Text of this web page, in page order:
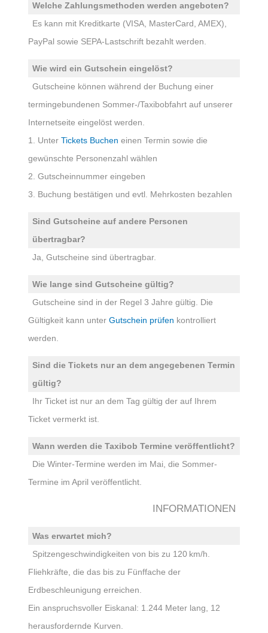
Welche Zahlungsmethoden werden angeboten?
Es kann mit Kreditkarte (VISA, MasterCard, AMEX),
PayPal sowie SEPA-Lastschrift bezahlt werden.
Wie wird ein Gutschein eingelöst?
Gutscheine können während der Buchung einer
termingebundenen Sommer-/Taxibobfahrt auf unserer
Internetseite eingelöst werden.
1. Unter Tickets Buchen einen Termin sowie die
gewünschte Personenzahl wählen
2. Gutscheinnummer eingeben
3. Buchung bestätigen und evtl. Mehrkosten bezahlen
Sind Gutscheine auf andere Personen
übertragbar?
Ja, Gutscheine sind übertragbar.
Wie lange sind Gutscheine gültig?
Gutscheine sind in der Regel 3 Jahre gültig. Die
Gültigkeit kann unter Gutschein prüfen kontrolliert
werden.
Sind die Tickets nur an dem angegebenen Termin
gültig?
Ihr Ticket ist nur an dem Tag gültig der auf Ihrem
Ticket vermerkt ist.
Wann werden die Taxibob Termine veröffentlicht?
Die Winter-Termine werden im Mai, die Sommer-
Termine im April veröffentlicht.
INFORMATIONEN
Was erwartet mich?
Spitzen­geschwindigkeiten von bis zu 120 km/h.
Fliehkräfte, die das bis zu Fünffache der
Erdbeschleunigung erreichen.
Ein anspruchsvoller Eiskanal: 1.244 Meter lang, 12
herausfordernde Kurven.